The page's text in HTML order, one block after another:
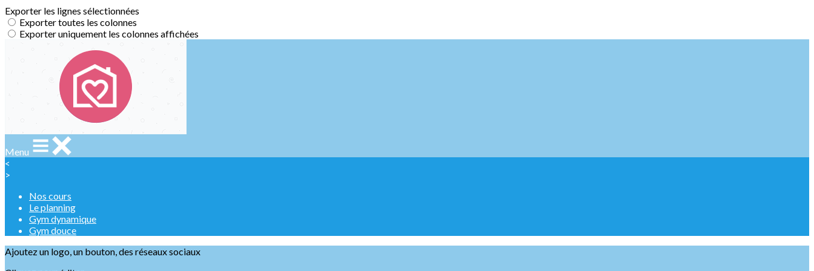
Exporter les lignes sélectionnées
Exporter toutes les colonnes
Exporter uniquement les colonnes affichées
Menu
<
>
Nos cours
Le planning
Gym dynamique
Gym douce
Ajoutez un logo, un bouton, des réseaux sociaux